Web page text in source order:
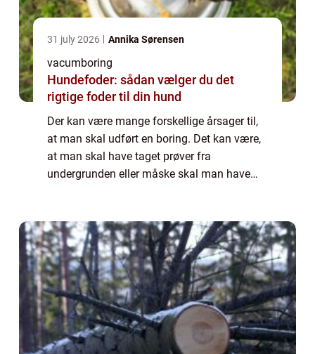
31 july 2026 Annika Sørensen
vacumboring
Hundefoder: sådan vælger du det
rigtige foder til din hund
Der kan være mange forskellige årsager til,
at man skal udført en boring. Det kan være,
at man skal have taget prøver fra
undergrunden eller måske skal man have
have l...